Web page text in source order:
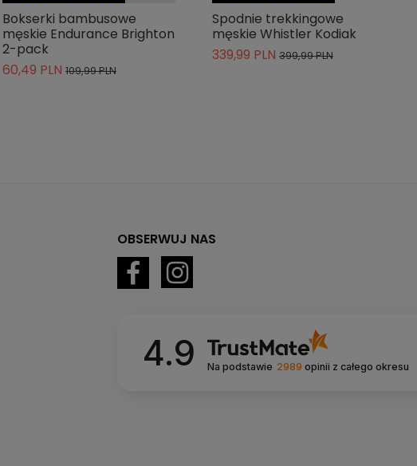
Bokserki bambusowe
męskie Endurance Brighton
2-pack
60,49 PLN 109,99 PLN
Spodnie trekkingowe
męskie Whistler Kodiak
339,99 PLN 399,99 PLN
OBSERWUJ NAS
4.9 Na podstawie 2989 opinii z całego okresu